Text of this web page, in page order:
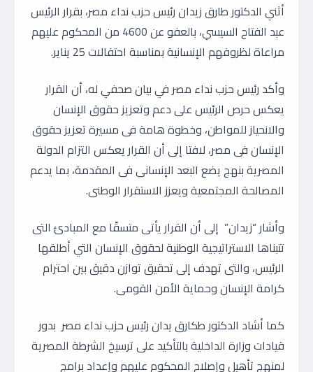
أثني الدكتور طارق زيدان رئيس حزب نداء مصر، بقرار الرئيس
عبد الفتاح السيسي، بالعفو عن 4600 من المحكوم عليهم
مراعاة لظروفهم الإنسانية بمناسبة احتفالات 25 يناير.
وأكد رئيس حزب نداء مصر في بيان صحفي له، أن القرار
يعكس حرص الرئيس على دعم وتعزيز حقوق الإنسان
والانحياز للمواطن، وخطوة هامة فى مسيرة تعزيز حقوق
الإنسان فى مصر، لافتا إلى أن القرار يعكس التزام الدولة
المصرية بنهج يضع البعد الإنسانى فى المقدمة، بما يدعم
المصالحة المجتمعية ويعزز الاستقرار الوطنى.
وأشار “زيدان” إلى أن القرار يأتى متسقًا مع المبادئ التى
تتبناها الاستراتيجية الوطنية لحقوق الإنسان التي أطلقها
الرئيس، والتى تهدف إلى تحقيق توازن دقيق بين احترام
كرامة الإنسان وحماية الأمن القومى.
كما أشاد الدكتور طكارق يدان رئيس حزب نداء مصر بدور
قيادات وزارة الداخلية بالتأكيد على ترسيخ الشرطة المصرية
لمنهج تأهيل وإصلاح المحكوم عليهم وإعداد برامج